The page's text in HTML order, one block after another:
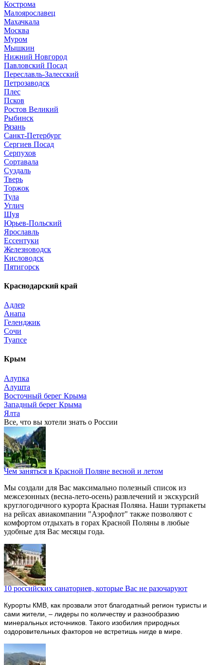
Кострома
Малоярославец
Махачкала
Москва
Муром
Мышкин
Нижний Новгород
Павловский Посад
Переславль-Залесский
Петрозаводск
Плес
Псков
Ростов Великий
Рыбинск
Рязань
Санкт-Петербург
Сергиев Посад
Серпухов
Сортавала
Суздаль
Тверь
Торжок
Тула
Углич
Шуя
Юрьев-Польский
Ярославль
Ессентуки
Железноводск
Кисловодск
Пятигорск
Краснодарский край
Адлер
Анапа
Геленджик
Сочи
Туапсе
Крым
Алупка
Алушта
Восточный берег Крыма
Западный берег Крыма
Ялта
Все, что вы хотели знать o России
Чем заняться в Красной Поляне весной и летом
Мы создали для Вас максимально полезный список из
межсезонных (весна-лето-осень) развлечений и экскурсий
круглогодичного курорта Красная Поляна. Наши турпакеты
на рейсах авиакомпании "Аэрофлот" также позволяют с
комфортом отдыхать в горах Красной Поляны в любые
удобные для Вас месяцы года.
10 российских санаториев, которые Вас не разочаруют
Курорты КМВ, как прозвали этот благодатный регион туристы и
сами жители, – лидеры по количеству и разнообразию
минеральных источников. Такого изобилия природных
оздоровительных факторов не встретишь нигде в мире.